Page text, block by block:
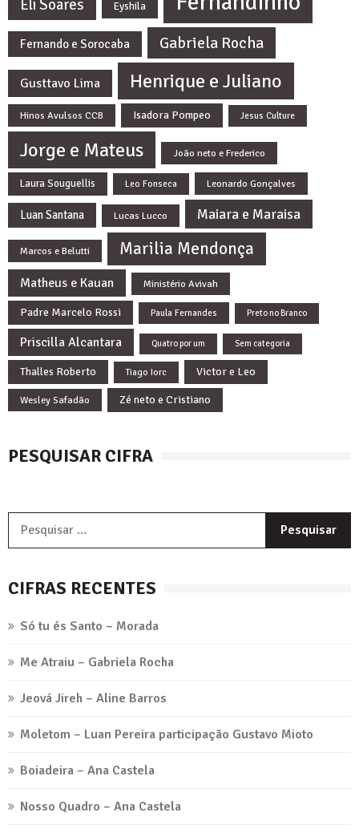
Eli Soares Eyshila
Fernando e Sorocaba Gabriela Rocha
Gusttavo Lima Henrique e Juliano
Hinos Avulsos CCB Isadora Pompeo Jesus Culture
Jorge e Mateus João neto e Frederico
Laura Souguellis Leo Fonseca Leonardo Gonçalves
Luan Santana Lucas Lucco Maiara e Maraisa
Marcos e Belutti Marilia Mendonça
Matheus e Kauan Ministério Avivah
Padre Marcelo Rossi Paula Fernandes Preto no Branco
Priscilla Alcantara Quatro por um Sem categoria
Thalles Roberto Tiago Iorc Victor e Leo
Wesley Safadão Zé neto e Cristiano
PESQUISAR CIFRA
CIFRAS RECENTES
Só tu és Santo – Morada
Me Atraiu – Gabriela Rocha
Jeová Jireh – Aline Barros
Moletom – Luan Pereira participação Gustavo Mioto
Boiadeira – Ana Castela
Nosso Quadro – Ana Castela